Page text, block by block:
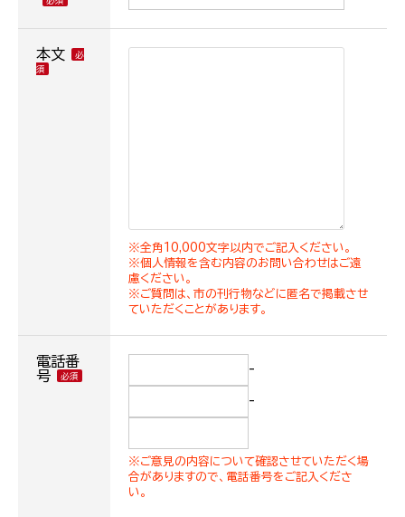
本文
※全角10,000文字以内でご記入ください。
※個人情報を含む内容のお問い合わせはご遠
慮ください。
※ご質問は、市の刊行物などに匿名で掲載させ
ていただくことがあります。
電話番
号
-
-
※ご意見の内容について確認させていただく場
合がありますので、電話番号をご記入くださ
い。